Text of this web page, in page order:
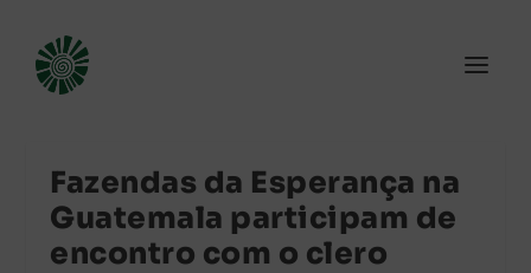
Fazendas da Esperança na
Guatemala participam de
encontro com o clero